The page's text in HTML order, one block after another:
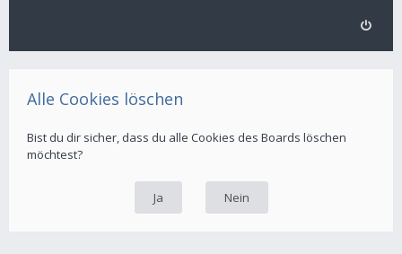
Alle Cookies löschen
Bist du dir sicher, dass du alle Cookies des Boards löschen
möchtest?